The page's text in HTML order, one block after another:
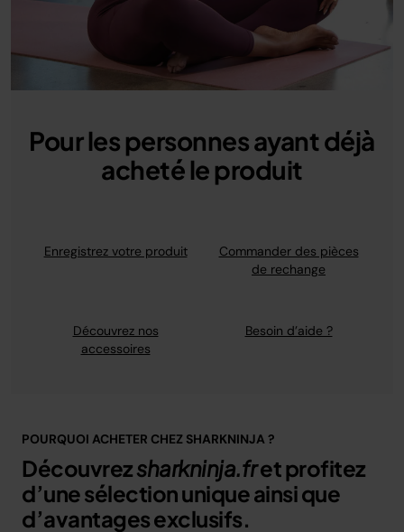
Pour les personnes ayant déjà
acheté le produit
Enregistrez votre produit
Commander des pièces
de rechange
Découvrez nos
accessoires
Besoin d’aide ?
POURQUOI ACHETER CHEZ SHARKNINJA ?
Découvrezsharkninja.fret profitez
d’une sélection unique ainsi que
d’avantages exclusifs.